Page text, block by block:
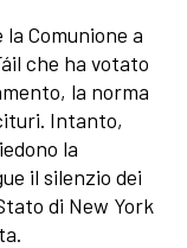
Comunione a
che ha votato
la norma
Intanto,
la
il silenzio dei
di New York